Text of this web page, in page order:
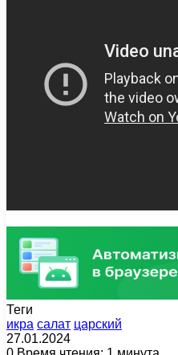
Теги
икра салат царский
27.01.2024